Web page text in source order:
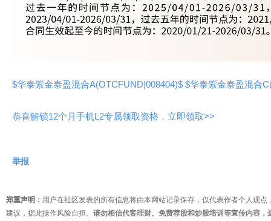
$华泰紫金泰盈混合A(OTCFUND|008404)$ $华泰紫金泰盈混合
恭喜解锁12个月手机L2专属领取资格，立即领取>>
举报
郑重声明： 用户在社区发表的所有信息将由本网站记录保存，仅代表作者个人观
建议，据此操作风险自担。 请勿相信代客理财、免费荐股和炒股培训等宣传内容